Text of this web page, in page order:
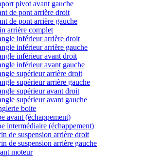
pivot avant gauche
de pont arrière droit
de pont arrière gauche
arrière complet
inférieur arrière droit
inférieur arrière gauche
inférieur avant droit
inférieur avant gauche
supérieur arrière droit
supérieur arrière gauche
supérieur avant droit
supérieur avant gauche
boite
avant (échappement)
intermédiaire (échappement)
de suspension arrière droit
de suspension arrière gauche
moteur